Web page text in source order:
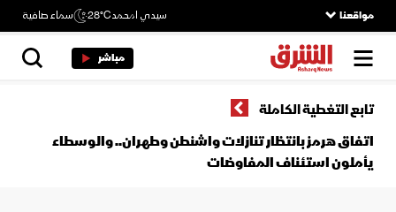
مواقعنا سيدي امحمد28°C سماء صافية
مباشر
تابع التغطية الكاملة
اتفاق هرمز بانتظار تنازلات واشنطن وطهران.. والوسطاء
يأملون استئناف المفاوضات